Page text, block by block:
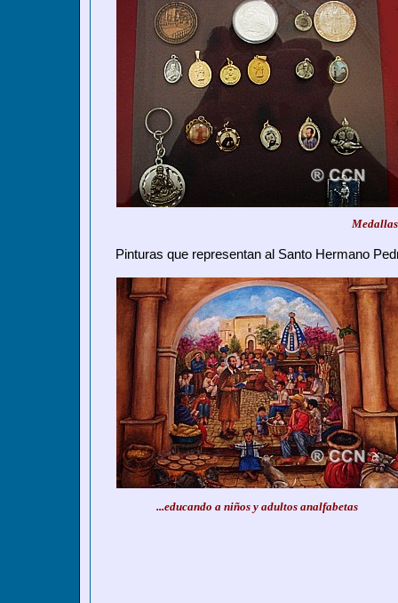
Pinturas que representan al Santo Hermano
...educando a niños y adultos analfabetas